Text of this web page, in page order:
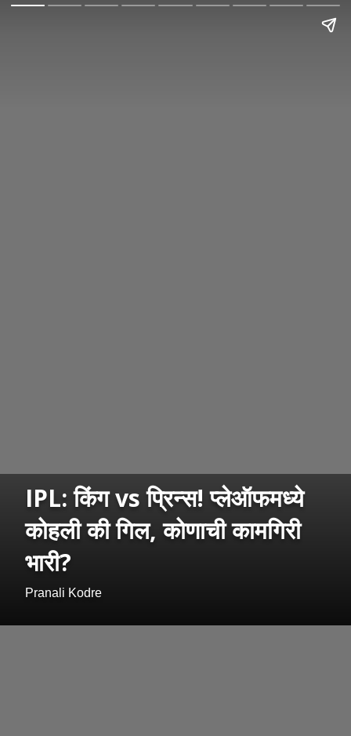
IPL: किंग vs प्रिन्स! प्लेऑफमध्ये
कोहली की गिल, कोणाची कामगिरी
भारी?
Pranali Kodre